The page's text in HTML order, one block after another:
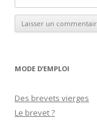
MODE D’EMPLOI
Des brevets vierges
Le brevet ?